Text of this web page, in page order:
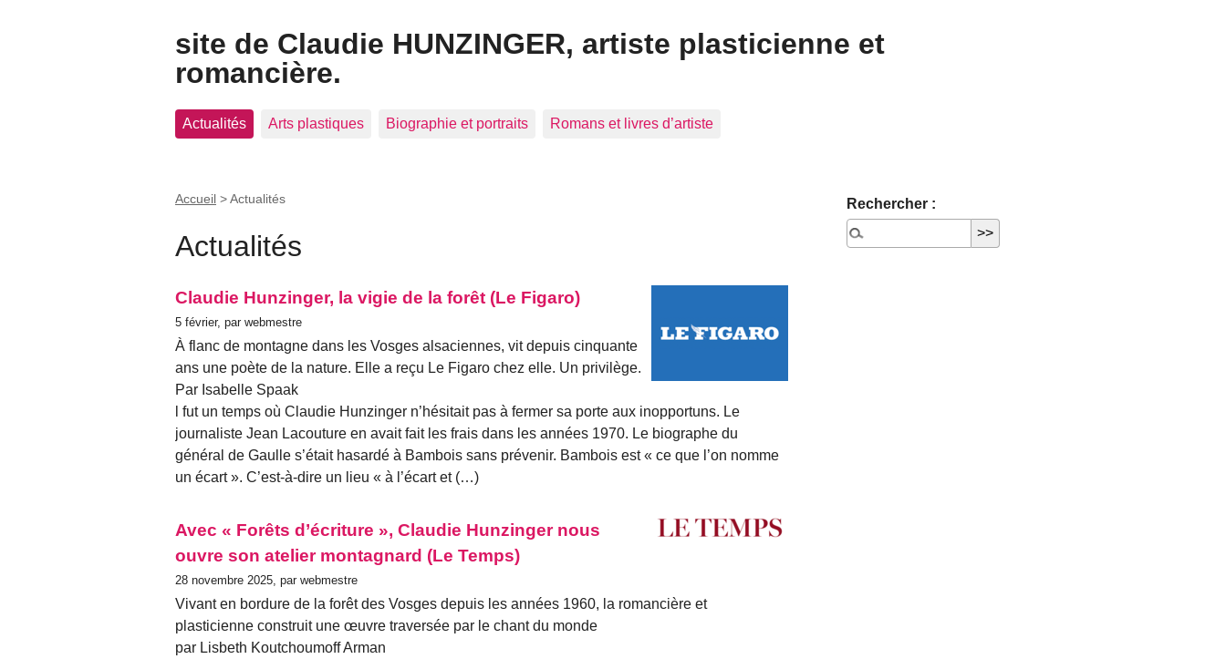
site de Claudie HUNZINGER, artiste plasticienne et
romancière.
Actualités Arts plastiques Biographie et portraits Romans et livres d’artiste
Accueil >Actualités
Actualités
Claudie Hunzinger, la vigie de la forêt (Le Figaro)
5 février, par webmestre
À flanc de montagne dans les Vosges alsaciennes, vit depuis cinquante
ans une poète de la nature. Elle a reçu Le Figaro chez elle. Un privilège.
Par Isabelle Spaak
l fut un temps où Claudie Hunzinger n’hésitait pas à fermer sa porte aux inopportuns. Le
journaliste Jean Lacouture en avait fait les frais dans les années 1970. Le biographe du
général de Gaulle s’était hasardé à Bambois sans prévenir. Bambois est « ce que l’on nomme
un écart ». C’est-à-dire un lieu « à l’écart et (…)
Avec « Forêts d’écriture », Claudie Hunzinger nous
ouvre son atelier montagnard (Le Temps)
28 novembre 2025, par webmestre
Vivant en bordure de la forêt des Vosges depuis les années 1960, la romancière et
plasticienne construit une œuvre traversée par le chant du monde
par Lisbeth Koutchoumoff Arman
Rechercher :